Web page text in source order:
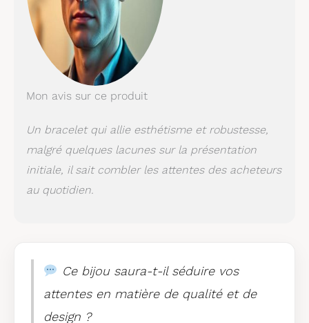
Mon avis sur ce produit
Un bracelet qui allie esthétisme et robustesse,
malgré quelques lacunes sur la présentation
initiale, il sait combler les attentes des acheteurs
au quotidien.
Ce bijou saura-t-il séduire vos
attentes en matière de qualité et de
design ?